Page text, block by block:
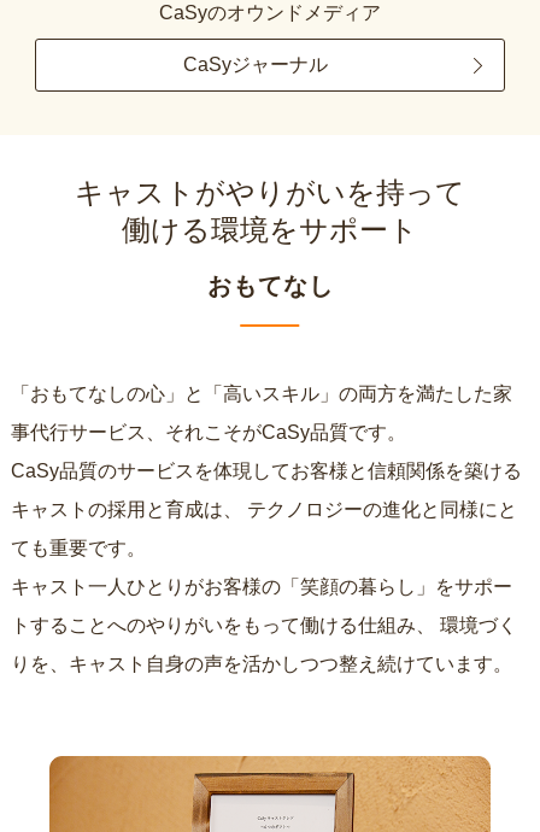
CaSyのオウンドメディア
CaSyジャーナル
キャストがやりがいを持って
働ける環境をサポート
おもてなし
「おもてなしの心」と「高いスキル」の両方を満たした家
事代行サービス、それこそがCaSy品質です。
CaSy品質のサービスを体現してお客様と信頼関係を築ける
キャストの採用と育成は、
ても重要です。
キャスト一人ひとりがお客様の「笑顔の暮らし」をサポー
トすることへのやりがいをもって働ける仕組み、
りを、キャスト自身の声を活かしつつ整え続けています。